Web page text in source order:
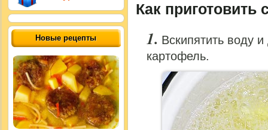
Как приготовить
Вскипятить воду
картофель.
Новые рецепты